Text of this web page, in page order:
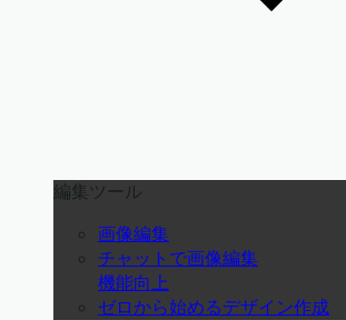
編集ツール
画像編集
チャットで画像編集
機能向上
ゼロから始めるデザイン作成